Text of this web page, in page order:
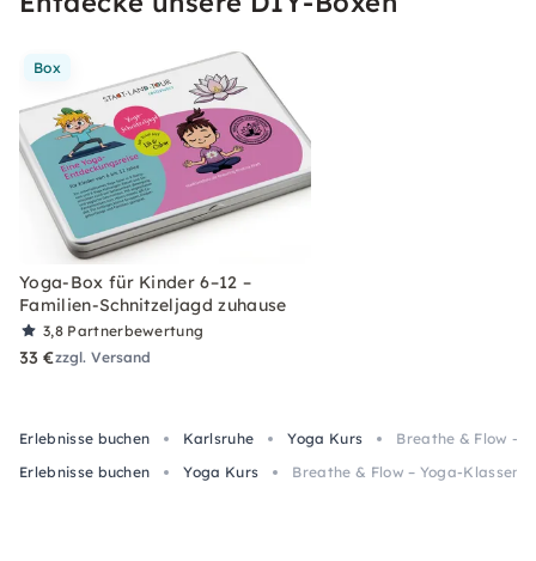
Box
Yoga-Box für Kinder 6–12 –
Familien-Schnitzeljagd zuhause
3,8 Partnerbewertung
33 €zzgl. Versand
Erlebnisse buchen Karlsruhe Yoga Kurs
Breathe & Flow –
Erlebnisse buchen
Yoga Kurs Breathe & Flow – Yoga-Klassen